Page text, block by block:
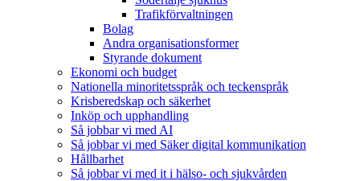
Trafikförvaltningen
Bolag
Andra organisationsformer
Styrande dokument
Ekonomi och budget
Nationella minoritetsspråk och teckenspråk
Krisberedskap och säkerhet
Inköp och upphandling
Så jobbar vi med AI
Så jobbar vi med Säker digital kommunikation
Hållbarhet
Så jobbar vi med it i hälso- och sjukvården